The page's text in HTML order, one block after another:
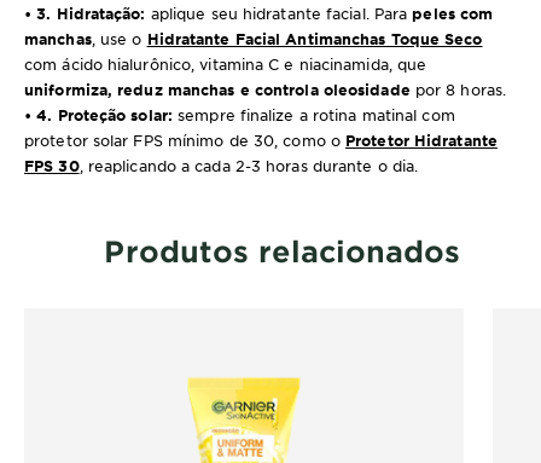
• 3. Hidratação: aplique seu hidratante facial. Parapeles com
manchas, use o Hidratante Facial Antimanchas Toque Seco
com ácido hialurônico, vitamina C e niacinamida, que
uniformiza, reduz manchas e controla oleosidade por 8 horas.
• 4. Proteção solar: sempre finalize a rotina matinal com
protetor solar FPS mínimo de 30, como o Protetor Hidratante
FPS 30, reaplicando a cada 2-3 horas durante o dia.
Produtos relacionados